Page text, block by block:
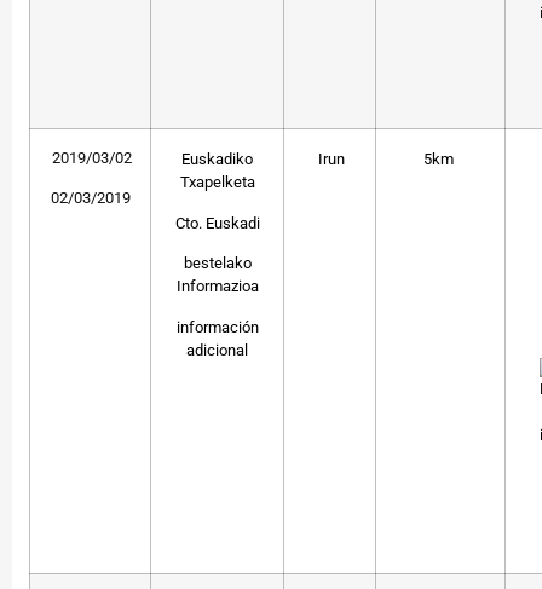
2019/03/02
02/03/2019
Euskadiko
Txapelketa
Cto. Euskadi
bestelako
Informazioa
información
adicional
Irun 5km